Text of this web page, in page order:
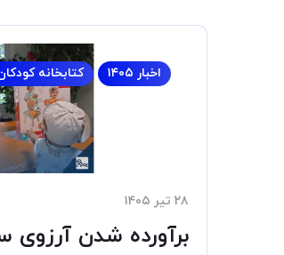
اخبار ۱۴۰۵ کتابخانه
۲۸ تیر ۱۴۰۵
برآورده شدن آرزوی